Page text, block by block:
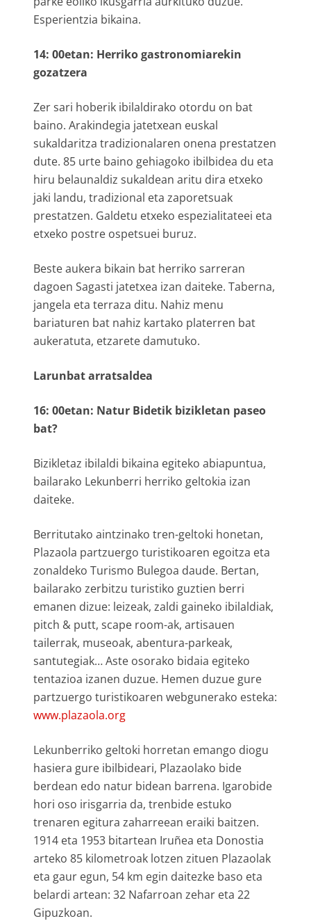
Esperientzia bikaina.
14: 00etan: Herriko gastronomiarekin
gozatzera
Zer sari hoberik ibilaldirako otordu on bat
baino. Arakindegia jatetxean euskal
sukaldaritza tradizionalaren onena prestatzen
dute. 85 urte baino gehiagoko ibilbidea du eta
hiru belaunaldiz sukaldean aritu dira etxeko
jaki landu, tradizional eta zaporetsuak
prestatzen. Galdetu etxeko espezialitateei eta
etxeko postre ospetsuei buruz.
Beste aukera bikain bat herriko sarreran
dagoen Sagasti jatetxea izan daiteke. Taberna,
jangela eta terraza ditu. Nahiz menu
bariaturen bat nahiz kartako platerren bat
aukeratuta, etzarete damutuko.
Larunbat arratsaldea
16: 00etan: Natur Bidetik bizikletan paseo
bat?
Bizikletaz ibilaldi bikaina egiteko abiapuntua,
bailarako Lekunberri herriko geltokia izan
daiteke.
Berritutako aintzinako tren-geltoki honetan,
Plazaola partzuergo turistikoaren egoitza eta
zonaldeko Turismo Bulegoa daude. Bertan,
bailarako zerbitzu turistiko guztien berri
emanen dizue: leizeak, zaldi gaineko ibilaldiak,
pitch & putt, scape room-ak, artisauen
tailerrak, museoak, abentura-parkeak,
santutegiak… Aste osorako bidaia egiteko
tentazioa izanen duzue. Hemen duzue gure
partzuergo turistikoaren webgunerako esteka:
www.plazaola.org
Lekunberriko geltoki horretan emango diogu
hasiera gure ibilbideari, Plazaolako bide
berdean edo natur bidean barrena. Igarobide
hori oso irisgarria da, trenbide estuko
trenaren egitura zaharreean eraiki baitzen.
1914 eta 1953 bitartean Iruñea eta Donostia
arteko 85 kilometroak lotzen zituen Plazaolak
eta gaur egun, 54 km egin daitezke baso eta
belardi artean: 32 Nafarroan zehar eta 22
Gipuzkoan.